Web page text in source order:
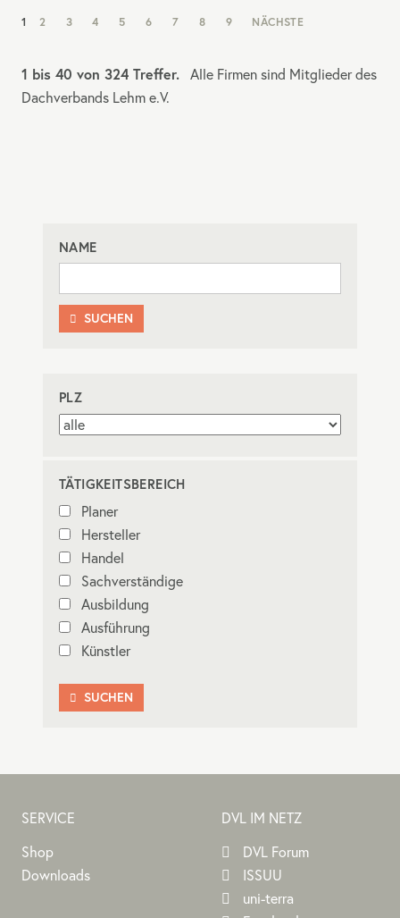
NAV:
1 2 3 4 5 6 7 8 9 NÄCHSTE
1 bis 40 von 324 Treffer. Alle Firmen sind Mitglieder des
Dachverbands Lehm e.V.
NAME
 SUCHEN
PLZ
TÄTIGKEITSBEREICH
Planer
Hersteller
Handel
Sachverständige
Ausbildung
Ausführung
Künstler
 SUCHEN
SERVICE
Shop
Downloads
DVL IM NETZ
DVL Forum
ISSUU
uni-terra